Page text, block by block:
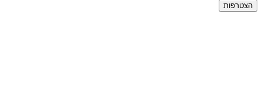
הצטרפות